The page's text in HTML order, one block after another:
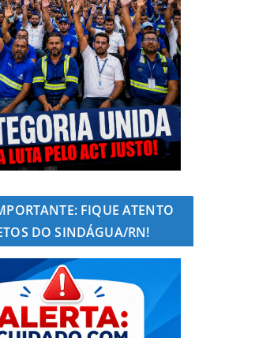
FIQUE ATENTO
DO SINDÁGUA/RN!